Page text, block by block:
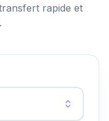
rapide et